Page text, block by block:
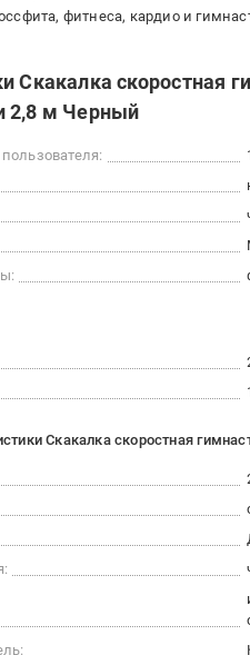
фитнеса, кардио и
Скакалка скоростная
2,8 м Черный
Скакалка скоростная